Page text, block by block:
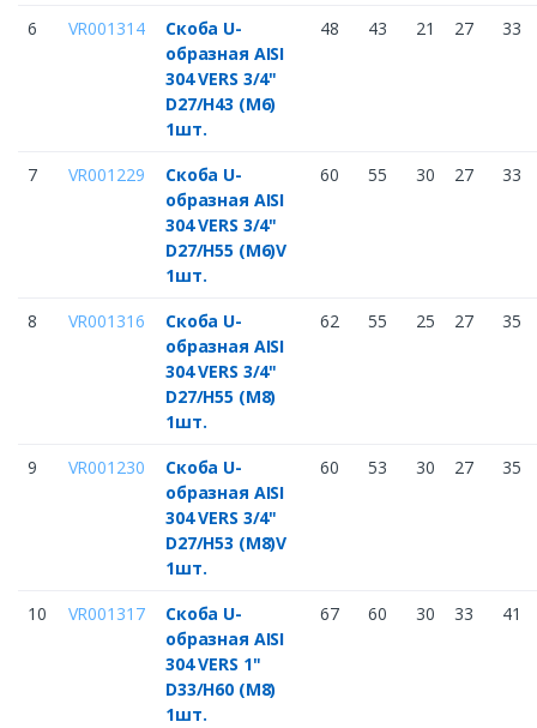
6 VR001314
Скоба U-
образная AISI
304 VERS 3/4"
D27/H43 (M6)
1шт.
48 43 21 27 33
7 VR001229
Скоба U-
образная AISI
304 VERS 3/4"
D27/H55 (M6)V
1шт.
60 55 30 27 33
8 VR001316
Скоба U-
образная AISI
304 VERS 3/4"
D27/H55 (M8)
1шт.
62 55 25 27 35
9 VR001230
Скоба U-
образная AISI
304 VERS 3/4"
D27/H53 (M8)V
1шт.
60 53 30 27 35
10 VR001317
Скоба U-
образная AISI
304 VERS 1"
D33/H60 (M8)
1шт.
67 60 30 33 41